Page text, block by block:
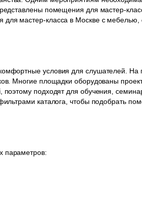
помещения для мастер-
мастер-класса в Москве с
условия для слушателей. На
Многие площадки оборудованы
подходят для обучения,
каталога, чтобы подобрать
параметров: